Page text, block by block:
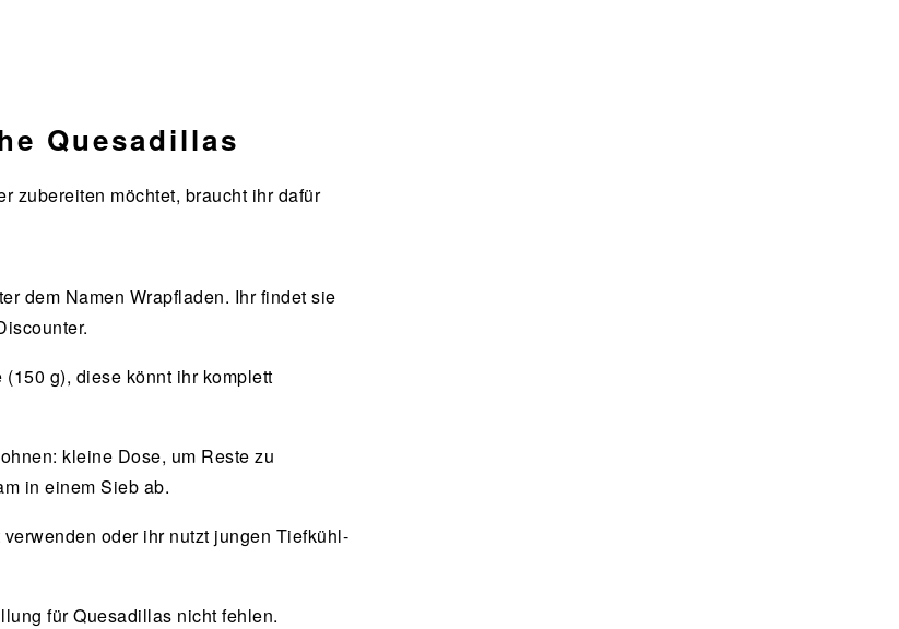
Quesadillas
zubereiten möchtet, braucht ihr dafür
dem Namen Wrapfladen. Ihr findet sie
g), diese könnt ihr komplett
kleine Dose, um Reste zu
in einem Sieb ab.
oder ihr nutzt jungen Tiefkühl-
für Quesadillas nicht fehlen.